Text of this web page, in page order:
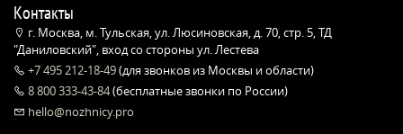
Контакты
г. Москва, м. Тульская, ул. Люсиновская, д. 70, стр. 5, ТД
"Даниловский", вход со стороны ул. Лестева
+7 495 212-18-49(для звонков из Москвы и области)
8 800 333-43-84(бесплатные звонки по России)
hello@nozhnicy.pro